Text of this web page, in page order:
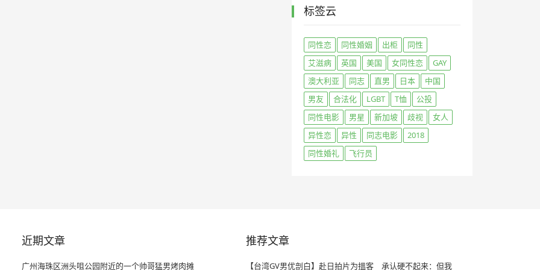
标签云
同性恋 同性婚姻 出柜
同性
艾滋病
英国 美国 女同性恋
GAY
澳大利亚
同志 直男 日本
中国
男友
合法化 LGBT T恤
公投
同性电影
男星 新加坡 歧视
女人
异性恋
异性 同志电影
2018
同性婚礼
飞行员
近期文章
广州海珠区洲头咀公园附近的一个帅哥猛男烤肉摊
推荐文章
【台湾GV男优剖白】赴日拍片为搵客 承认硬不起来：但我